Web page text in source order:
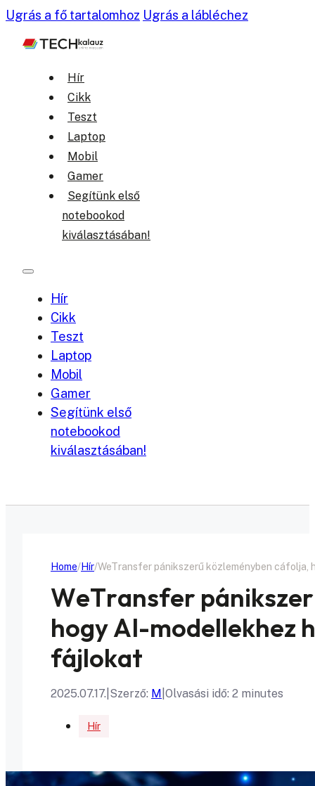
Ugrás a fő tartalomhoz Ugrás a lábléchez
Hír
Cikk
Teszt
Laptop
Mobil
Gamer
Segítünk első
notebookod
kiválasztásában!
Hír
Cikk
Teszt
Laptop
Mobil
Gamer
Segítünk első
notebookod
kiválasztásában!
Home Hír WeTransfer pánikszerű közleményben
WeTransfer
hogy AI-modellekhez
fájlokat
2025.07.17. Szerző: M Olvasási idő: 2 minutes
Hír